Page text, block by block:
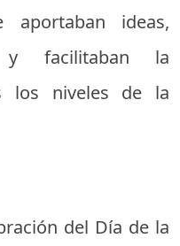
aportaban ideas,
y facilitaban la
los niveles de la
del Día de la